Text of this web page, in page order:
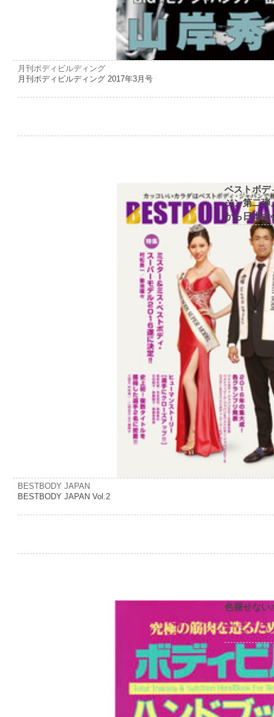
月刊ボディビルディング
月刊ボディビルディング 2017年3月号
ベストボデ
ジン第二弾
から日本大
BESTBODY JAPAN
BESTBODY JAPAN Vol.2
色褪せない